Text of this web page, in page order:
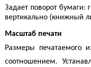
Задает поворот бумаги:
вертикально (книжный
Масштаб печати
Размеры печатаемого
соотношением.